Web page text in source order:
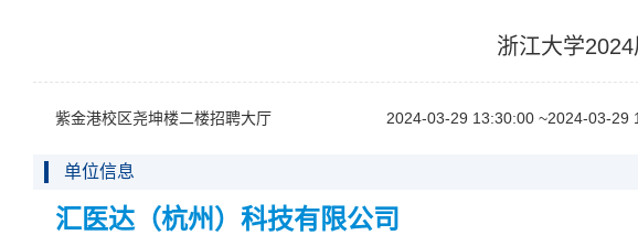
浙江大学
紫金港校区尧坤楼二楼招聘大厅 2024-03-2913:30:00~2024-03-
单位信息
汇医达（杭州）科技有限公司